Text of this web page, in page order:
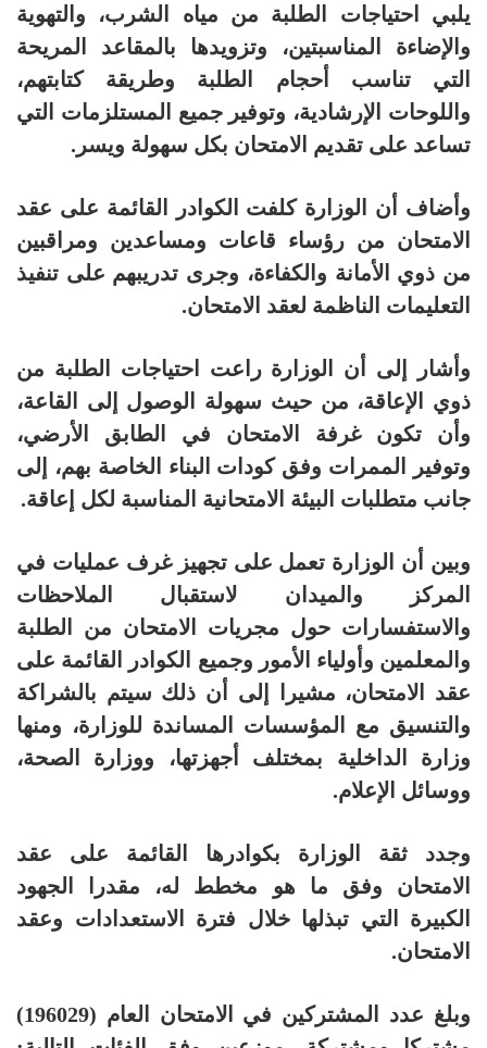
يلبي احتياجات الطلبة من مياه الشرب، والتهوية
والإضاءة المناسبتين، وتزويدها بالمقاعد المريحة
التي تناسب أحجام الطلبة وطريقة كتابتهم،
واللوحات الإرشادية، وتوفير جميع المستلزمات التي
تساعد على تقديم الامتحان بكل سهولة ويسر.
وأضاف أن الوزارة كلفت الكوادر القائمة على عقد
الامتحان من رؤساء قاعات ومساعدين ومراقبين
من ذوي الأمانة والكفاءة، وجرى تدريبهم على تنفيذ
التعليمات الناظمة لعقد الامتحان.
وأشار إلى أن الوزارة راعت احتياجات الطلبة من
ذوي الإعاقة، من حيث سهولة الوصول إلى القاعة،
وأن تكون غرفة الامتحان في الطابق الأرضي،
وتوفير الممرات وفق كودات البناء الخاصة بهم، إلى
جانب متطلبات البيئة الامتحانية المناسبة لكل إعاقة.
وبين أن الوزارة تعمل على تجهيز غرف عمليات في
المركز والميدان لاستقبال الملاحظات
والاستفسارات حول مجريات الامتحان من الطلبة
والمعلمين وأولياء الأمور وجميع الكوادر القائمة على
عقد الامتحان، مشيرا إلى أن ذلك سيتم بالشراكة
والتنسيق مع المؤسسات المساندة للوزارة، ومنها
وزارة الداخلية بمختلف أجهزتها، ووزارة الصحة،
ووسائل الإعلام.
وجدد ثقة الوزارة بكوادرها القائمة على عقد
الامتحان وفق ما هو مخطط له، مقدرا الجهود
الكبيرة التي تبذلها خلال فترة الاستعدادات وعقد
الامتحان.
وبلغ عدد المشتركين في الامتحان العام (196029)